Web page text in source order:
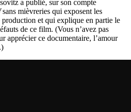
a publié, sur son compte
sans mièvreries qui exposent les
production et qui explique en partie le
de ce film. (Vous n’avez pas
apprécier ce documentaire, l’amour